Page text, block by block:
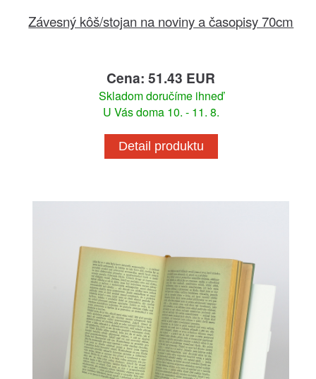
Závesný kôš/stojan na noviny a časopisy 70cm
Cena: 51.43 EUR
Skladom doručíme ihneď
U Vás doma 10. - 11. 8.
Detail produktu